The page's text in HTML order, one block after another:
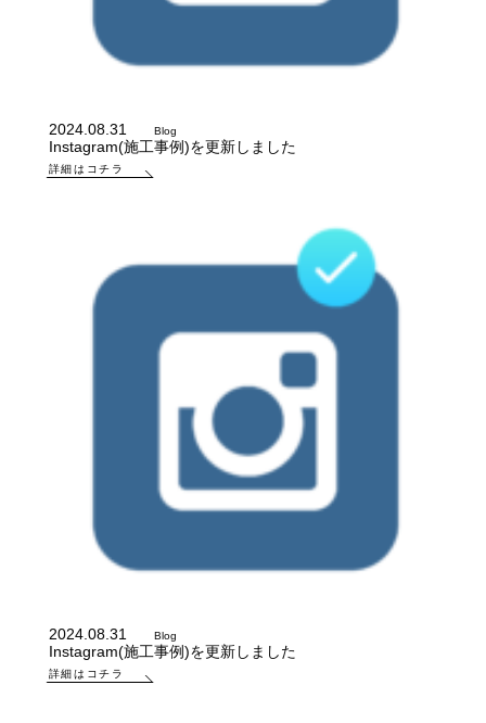
2024.08.31 Blog
Instagram(施工事例)を更新しました
詳細はコチラ
2024.08.31 Blog
Instagram(施工事例)を更新しました
詳細はコチラ